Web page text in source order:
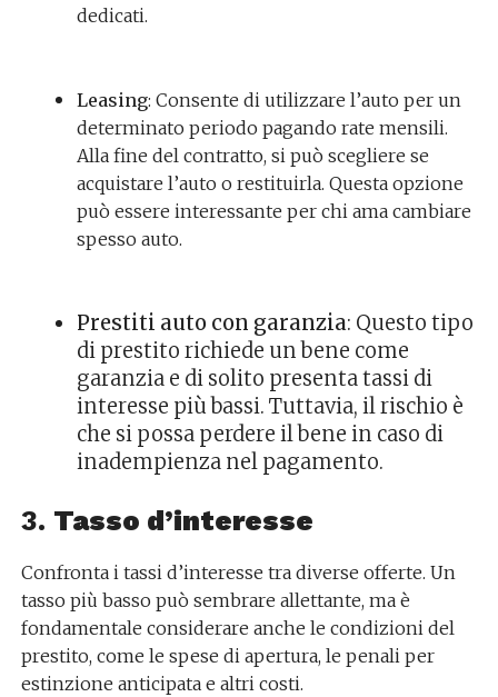
dedicati.
Leasing: Consente di utilizzare l’auto per un
determinato periodo pagando rate mensili.
Alla fine del contratto, si può scegliere se
acquistare l’auto o restituirla. Questa opzione
può essere interessante per chi ama cambiare
spesso auto.
Prestiti auto con garanzia: Questo tipo
di prestito richiede un bene come
garanzia e di solito presenta tassi di
interesse più bassi. Tuttavia, il rischio è
che si possa perdere il bene in caso di
inadempienza nel pagamento.
3. Tasso d’interesse
Confronta i tassi d’interesse tra diverse offerte. Un
tasso più basso può sembrare allettante, ma è
fondamentale considerare anche le condizioni del
prestito, come le spese di apertura, le penali per
estinzione anticipata e altri costi.